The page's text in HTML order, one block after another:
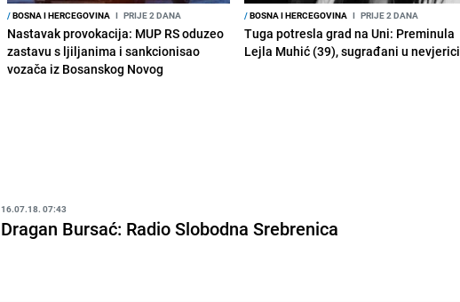
/BOSNA I HERCEGOVINA I PRIJE 2 DANA
Nastavak provokacija: MUP RS oduzeo
zastavu s ljiljanima i sankcionisao
vozača iz Bosanskog Novog
/BOSNA I HERCEGOVINA I PRIJE 2 DANA
Tuga potresla grad na Uni: Preminula
Lejla Muhić (39), sugrađani u nevjerici
16.07.18. 07:43
Dragan Bursać: Radio Slobodna Srebrenica